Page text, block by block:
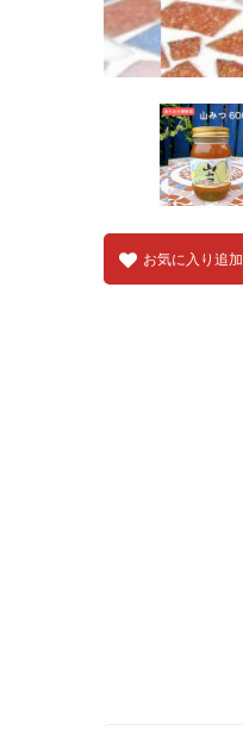
お気に入り追加